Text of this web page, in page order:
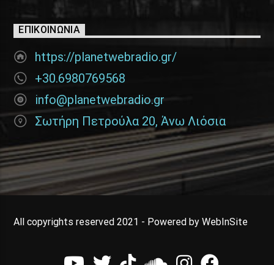
ΕΠΙΚΟΙΝΩΝΊΑ
https://planetwebradio.gr/
+30.6980769568
info@planetwebradio.gr
Σωτήρη Πετρούλα 20, Άνω Λιόσια
All copyrights reserved 2021 - Powered by WebInSite